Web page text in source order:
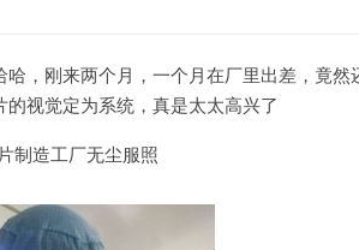
，刚来两个月，一个月在厂里出差，竟然
视觉定为系统，真是太太高兴了
制造工厂无尘服照